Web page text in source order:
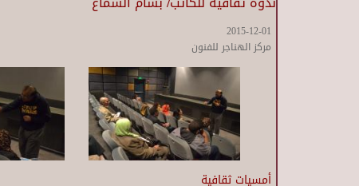
2015-12-01
مركز الهناجر للفنون
أمسيات ثقافية